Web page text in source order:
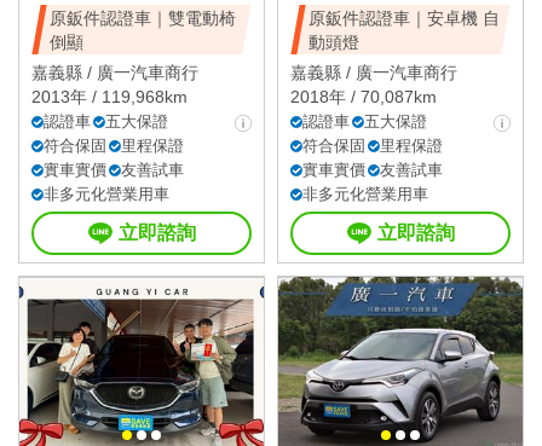
原鈑件認證車｜雙電動椅
倒顯
嘉義縣 / 廣一汽車商行
2013年 / 119,968km
認證車
五大保證
符合保固
里程保證
實車實價
友善試車
非多元化營業用車
立即諮詢
原鈑件認證車｜安卓機 自
動頭燈
嘉義縣 / 廣一汽車商行
2018年 / 70,087km
認證車
五大保證
符合保固
里程保證
實車實價
友善試車
非多元化營業用車
立即諮詢